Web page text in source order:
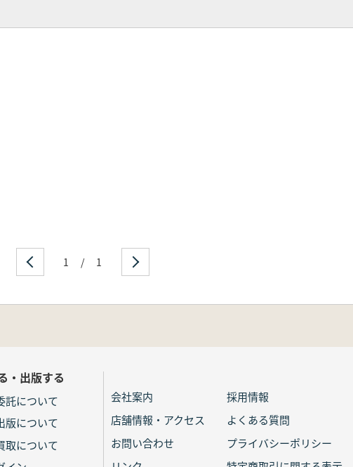
1 / 1
・出版する
託について
版について
取について
会社案内
採用情報
店舗情報・アクセス
よくある質問
お問い合わせ
プライバシーポリシー